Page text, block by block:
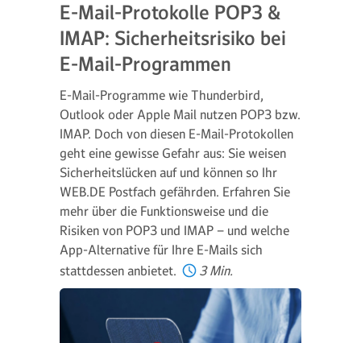
E-Mail-Protokolle POP3 &
IMAP: Sicherheitsrisiko bei
E-Mail-Programmen
E-Mail-Programme wie Thunderbird,
Outlook oder Apple Mail nutzen POP3 bzw.
IMAP. Doch von diesen E-Mail-Protokollen
geht eine gewisse Gefahr aus: Sie weisen
Sicherheitslücken auf und können so Ihr
WEB.DE Postfach gefährden. Erfahren Sie
mehr über die Funktionsweise und die
Risiken von POP3 und IMAP – und welche
App-Alternative für Ihre E-Mails sich
stattdessen anbietet.
3 Min.